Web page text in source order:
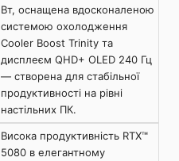
Вт, оснащена вдосконаленою
системою охолодження
Cooler Boost Trinity та
дисплеєм QHD+ OLED 240 Гц
— створена для стабільної
продуктивності на рівні
настільних ПК.
Висока продуктивність RTX™
5080 в елегантному